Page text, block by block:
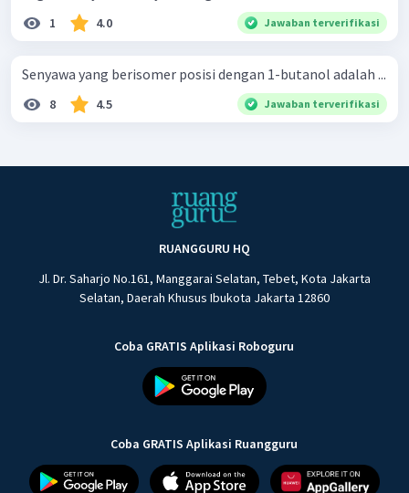
1 4.0 Jawaban terverifikasi
Senyawa yang berisomer posisi dengan 1-butanol adalah ...
8 4.5 Jawaban terverifikasi
RUANGGURU HQ
Jl. Dr. Saharjo No.161, Manggarai Selatan, Tebet, Kota Jakarta
Selatan, Daerah Khusus Ibukota Jakarta 12860
Coba GRATIS Aplikasi Roboguru
Coba GRATIS Aplikasi Ruangguru